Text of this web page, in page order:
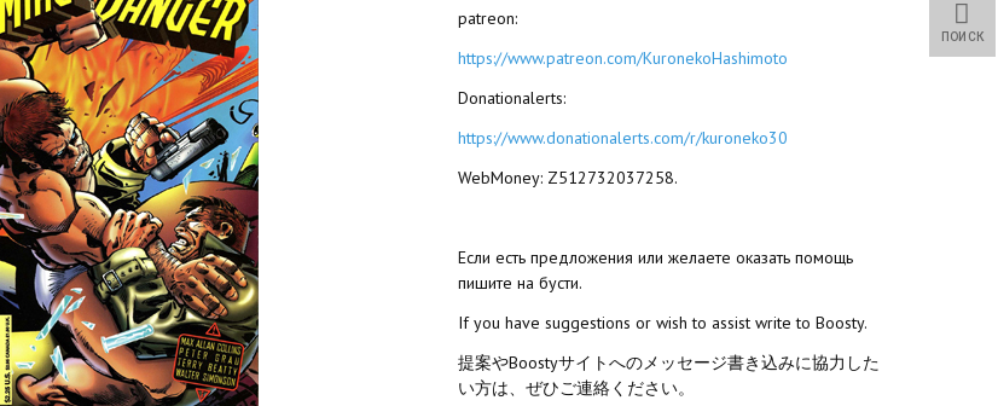
patreon:
https://www.patreon.com/KuronekoHashimoto
Donationalerts:
https://www.donationalerts.com/r/kuroneko30
WebMoney: Z512732037258.
Если есть предложения или желаете оказать помощь
пишите на бусти.
If you have suggestions or wish to assist write to Boosty.
提案やBoostyサイトへのメッセージ書き込みに協力した
い方は、ぜひご連絡ください。
ПОИСК